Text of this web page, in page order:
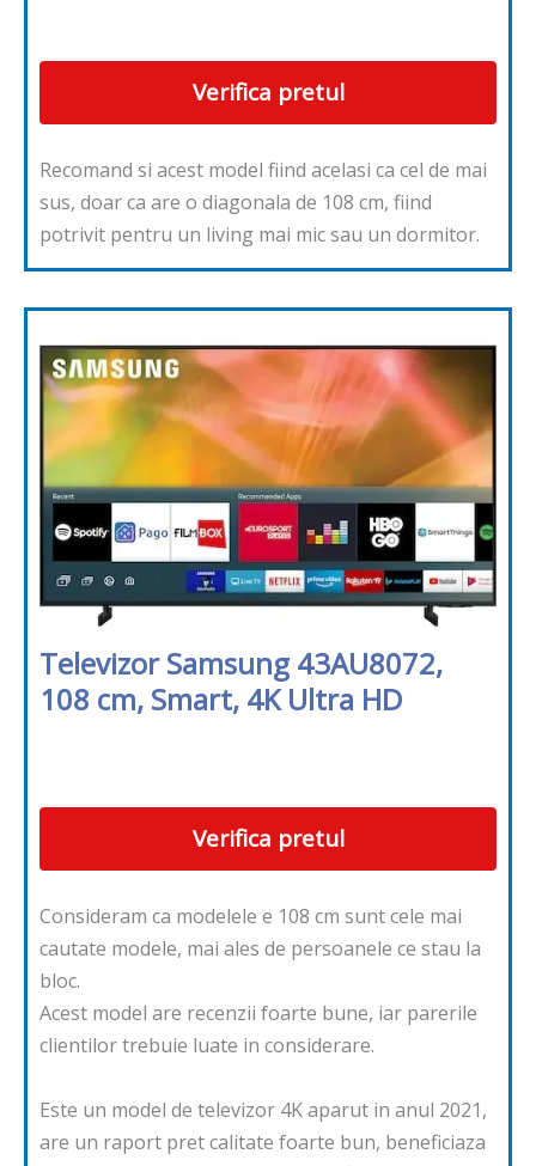
Verifica pretul
Recomand si acest model fiind acelasi ca cel de mai
sus, doar ca are o diagonala de 108 cm, fiind
potrivit pentru un living mai mic sau un dormitor.
Televizor Samsung 43AU8072,
108 cm, Smart, 4K Ultra HD
Verifica pretul
Consideram ca modelele e 108 cm sunt cele mai
cautate modele, mai ales de persoanele ce stau la
bloc.
Acest model are recenzii foarte bune, iar parerile
clientilor trebuie luate in considerare.
Este un model de televizor 4K aparut in anul 2021,
are un raport pret calitate foarte bun, beneficiaza